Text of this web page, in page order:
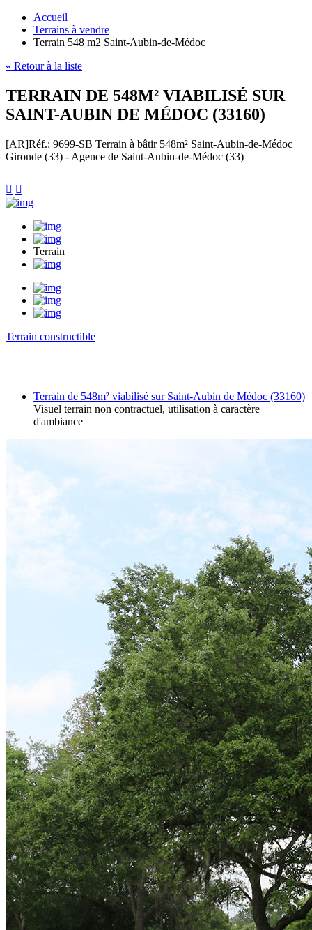
Accueil
Terrains à vendre
Terrain 548 m2 Saint-Aubin-de-Médoc
« Retour à la liste
TERRAIN DE 548M² VIABILISÉ SUR
SAINT-AUBIN DE MÉDOC (33160)
[AR]Réf.: 9699-SB Terrain à bâtir 548m² Saint-Aubin-de-Médoc
Gironde (33) - Agence de Saint-Aubin-de-Médoc (33)
 
Terrain
Terrain constructible
Terrain de 548m² viabilisé sur Saint-Aubin de Médoc (33160)
Visuel terrain non contractuel, utilisation à caractère
d'ambiance